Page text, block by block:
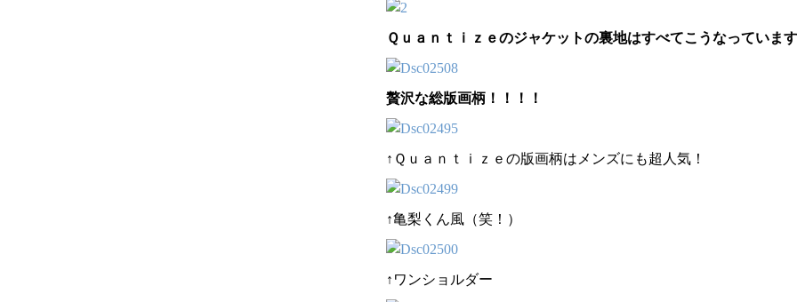
Ｑｕａｎｔｉｚｅのジャケットの裏地はすべてこうなっていま
贅沢な総版画柄！！！！
↑Ｑｕａｎｔｉｚｅの版画柄はメンズにも超人気！
↑亀梨くん風（笑！）
↑ワンショルダー